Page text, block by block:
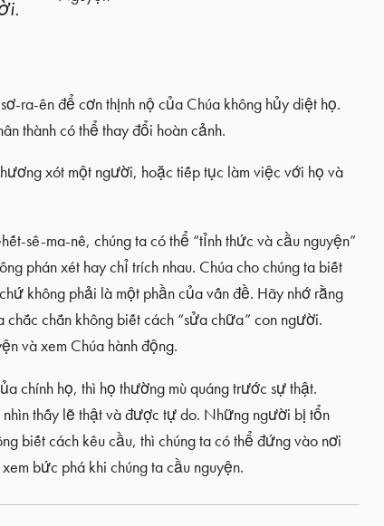
ra-ên để cơn thịnh nộ của Chúa không hủy diệt họ.
thành có thể thay đổi hoàn cảnh.
xót một người, hoặc tiếp tục làm việc với họ và
sê-ma-nê, chúng ta có thể “tỉnh thức và cầu nguyện”
phán xét hay chỉ trích nhau. Chúa cho chúng ta biết
không phải là một phần của vấn đề. Hãy nhớ rằng
chắn không biết cách “sửa chữa” con người.
và xem Chúa hành động.
chính họ, thì họ thường mù quáng trước sự thật.
thấy lẽ thật và được tự do. Những người bị tổn
biết cách kêu cầu, thì chúng ta có thể đứng vào nơi
bức phá khi chúng ta cầu nguyện.